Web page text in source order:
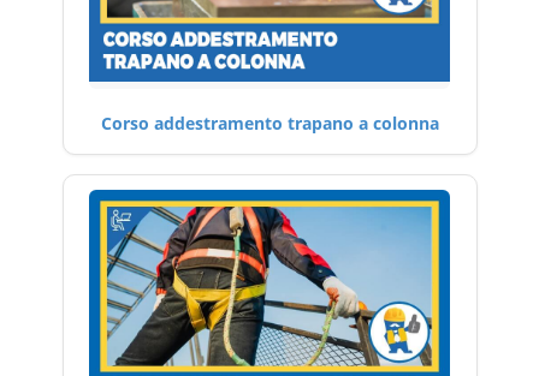
Corso addestramento trapano a colonna